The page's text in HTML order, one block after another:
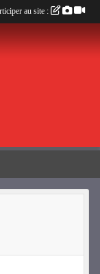
au site :